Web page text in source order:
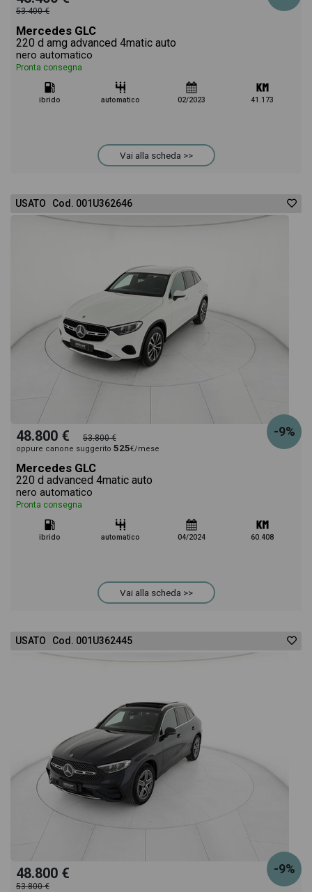
53.400 €
Mercedes GLC
220 d amg advanced 4matic auto
nero automatico
Pronta consegna
ibrido automatico 02/2023 41.173
Vai alla scheda >>
USATO Cod. 001U362646
-9%
48.800 € 53.800 €
oppure canone suggerito 525€/mese
Mercedes GLC
220 d advanced 4matic auto
nero automatico
Pronta consegna
ibrido automatico 04/2024 60.408
Vai alla scheda >>
USATO Cod. 001U362445
-9%
48.800 €
53.800 €